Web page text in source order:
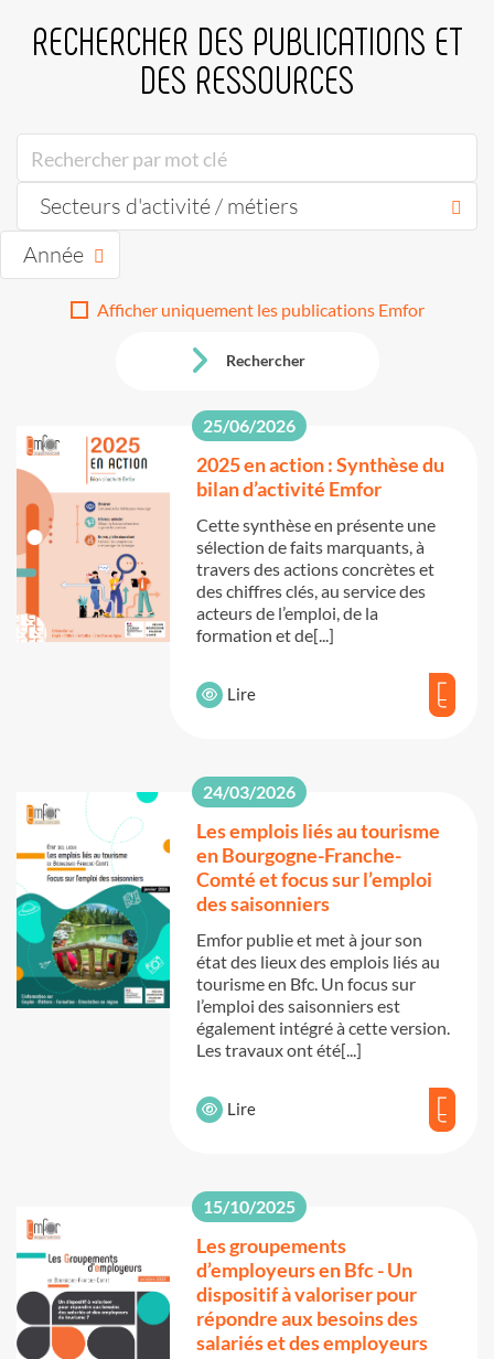
RECHERCHER DES PUBLICATIONS ET
DES RESSOURCES
Secteurs d'activité / métiers
Année
Afficher uniquement les publications Emfor
Rechercher
25/06/2026
2025 en action : Synthèse du
bilan d’activité Emfor
Cette synthèse en présente une
sélection de faits marquants, à
travers des actions concrètes et
des chiffres clés, au service des
acteurs de l’emploi, de la
formation et de[...]
Lire
24/03/2026
Les emplois liés au tourisme
en Bourgogne-Franche-
Comté et focus sur l’emploi
des saisonniers
Emfor publie et met à jour son
état des lieux des emplois liés au
tourisme en Bfc. Un focus sur
l’emploi des saisonniers est
également intégré à cette version.
Les travaux ont été[...]
Lire
15/10/2025
Les groupements
d’employeurs en Bfc - Un
dispositif à valoriser pour
répondre aux besoins des
salariés et des employeurs